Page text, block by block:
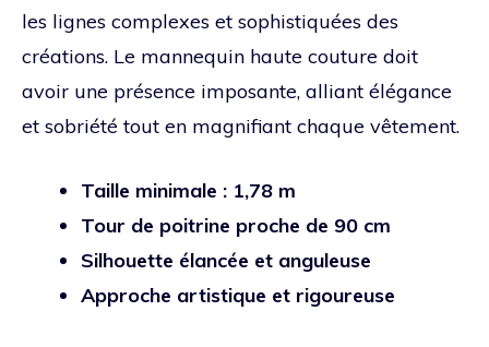
les lignes complexes et sophistiquées des
créations. Le mannequin haute couture doit
avoir une présence imposante, alliant élégance
et sobriété tout en magnifiant chaque vêtement.
Taille minimale : 1,78 m
Tour de poitrine proche de 90 cm
Silhouette élancée et anguleuse
Approche artistique et rigoureuse